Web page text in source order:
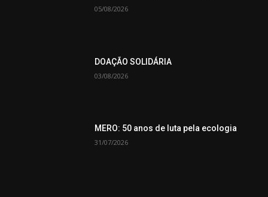
05/08/2026
DOAÇÃO SOLIDÁRIA
03/08/2026
MERO: 50 anos de luta pela ecologia
31/07/2026